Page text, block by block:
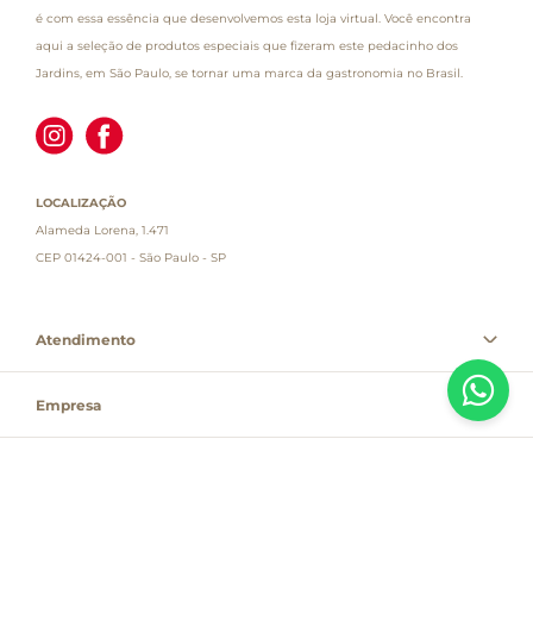
é com essa essência que desenvolvemos esta loja virtual. Você encontra
aqui a seleção de produtos especiais que fizeram este pedacinho dos
Jardins, em São Paulo, se tornar uma marca da gastronomia no Brasil.
LOCALIZAÇÃO
Alameda Lorena, 1.471
CEP 01424-001 - São Paulo - SP
Atendimento
Empresa